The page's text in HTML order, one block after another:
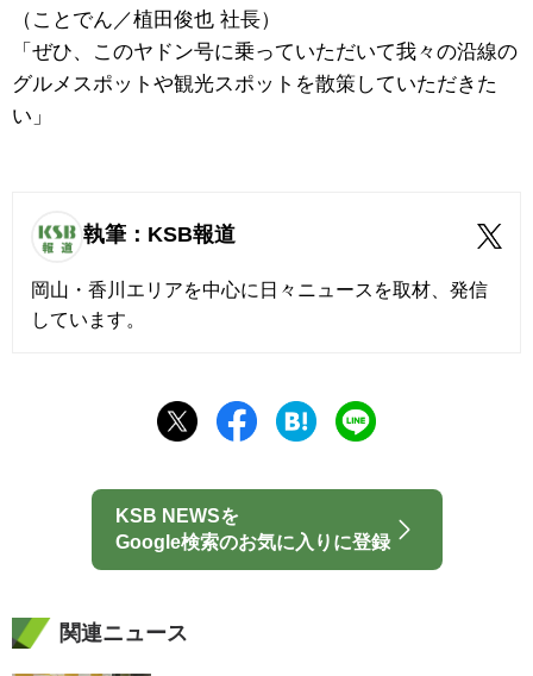
（ことでん／植田俊也 社長）
「ぜひ、このヤドン号に乗っていただいて我々の沿線の
グルメスポットや観光スポットを散策していただきた
い」
執筆：KSB報道
岡山・香川エリアを中心に日々ニュースを取材、発信
しています。
KSB NEWSを
Google検索のお気に入りに登録
関連ニュース